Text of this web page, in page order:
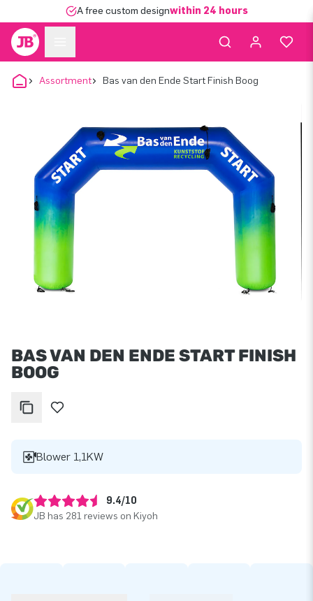
A free custom designwithin 24 hours
Assortment Bas van den Ende Start Finish Boog
BAS VAN DEN ENDE START FINISH
BOOG
Blower 1,1KW
9.4/10
JB has 281 reviews on Kiyoh